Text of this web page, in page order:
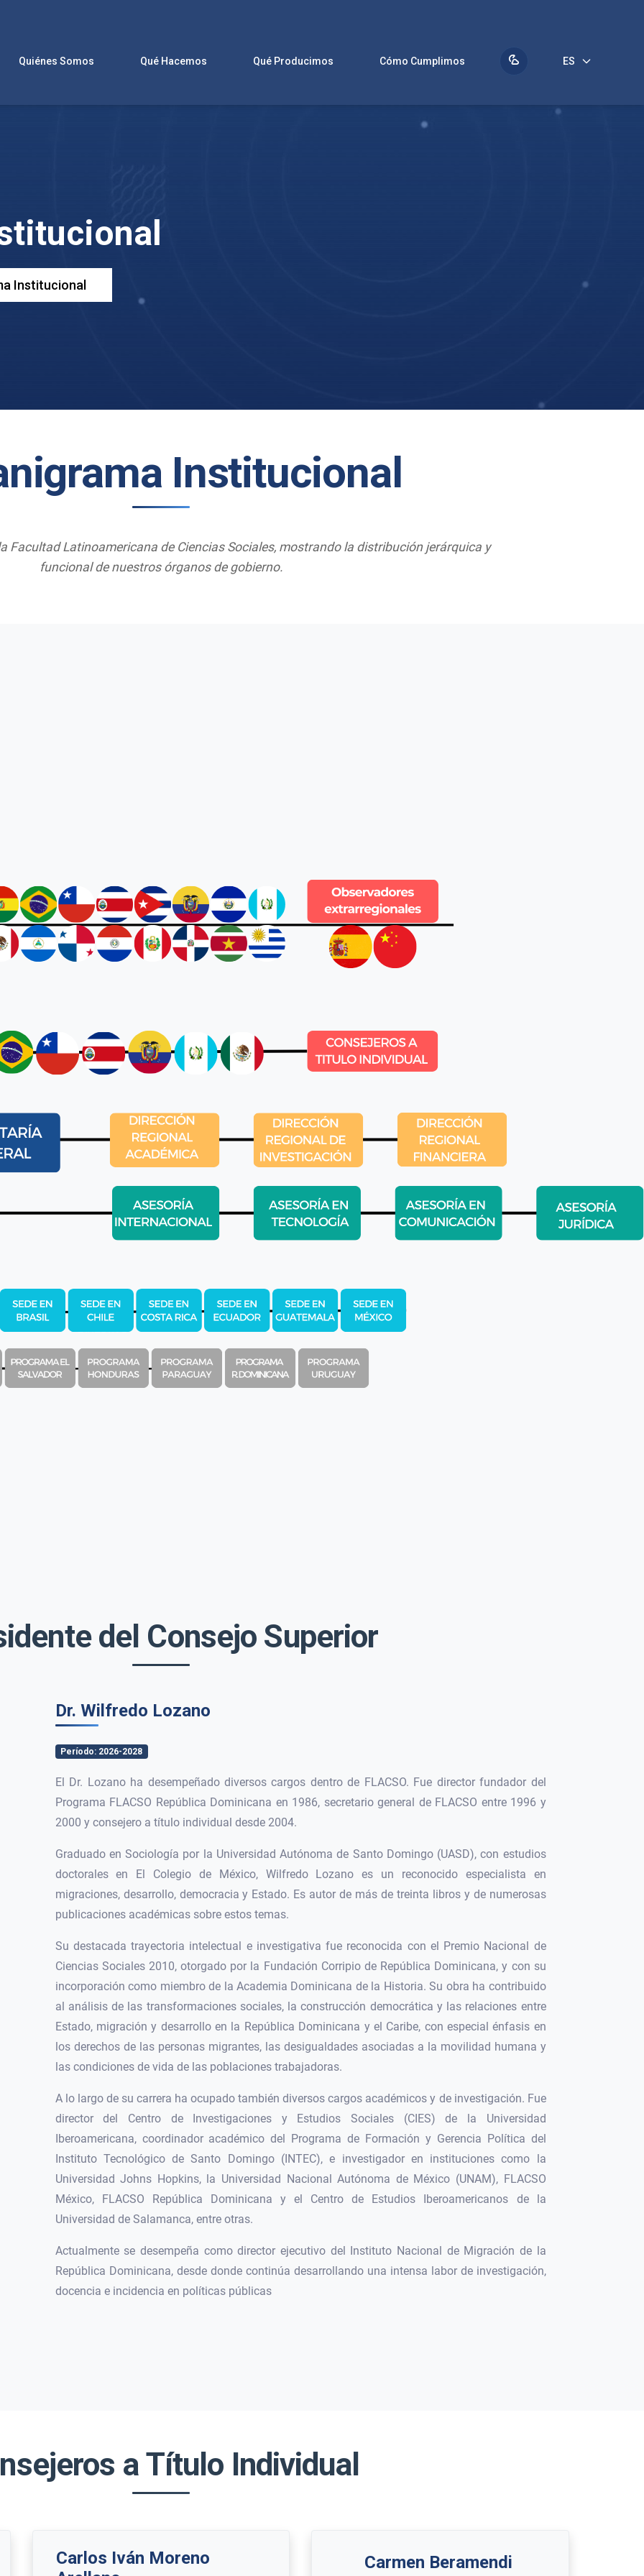
ES
Institucional
Institucional
de Ciencias Sociales, mostrando la distribución jerárquica y
funcional de nuestros órganos de gobierno.
del Consejo Superior
Dr. Wilfredo Lozano
Período: 2026-2028
El Dr. Lozano ha desempeñado diversos cargos dentro de FLACSO. Fue director fundador del
Programa FLACSO República Dominicana en 1986, secretario general de FLACSO entre 1996 y
2000 y consejero a título individual desde 2004.
Graduado en Sociología por la Universidad Autónoma de Santo Domingo (UASD), con estudios
doctorales en El Colegio de México, Wilfredo Lozano es un reconocido especialista en
migraciones, desarrollo, democracia y Estado. Es autor de más de treinta libros y de numerosas
publicaciones académicas sobre estos temas.
Su destacada trayectoria intelectual e investigativa fue reconocida con el Premio Nacional de
Ciencias Sociales 2010, otorgado por la Fundación Corripio de República Dominicana, y con su
incorporación como miembro de la Academia Dominicana de la Historia. Su obra ha contribuido
al análisis de las transformaciones sociales, la construcción democrática y las relaciones entre
Estado, migración y desarrollo en la República Dominicana y el Caribe, con especial énfasis en
los derechos de las personas migrantes, las desigualdades asociadas a la movilidad humana y
las condiciones de vida de las poblaciones trabajadoras.
A lo largo de su carrera ha ocupado también diversos cargos académicos y de investigación. Fue
director del Centro de Investigaciones y Estudios Sociales (CIES) de la Universidad
Iberoamericana, coordinador académico del Programa de Formación y Gerencia Política del
Instituto Tecnológico de Santo Domingo (INTEC), e investigador en instituciones como la
Universidad Johns Hopkins, la Universidad Nacional Autónoma de México (UNAM), FLACSO
México, FLACSO República Dominicana y el Centro de Estudios Iberoamericanos de la
Universidad de Salamanca, entre otras.
Actualmente se desempeña como director ejecutivo del Instituto Nacional de Migración de la
República Dominicana, desde donde continúa desarrollando una intensa labor de investigación,
docencia e incidencia en políticas públicas
a Título Individual
Carlos Iván Moreno
Carmen Beramendi